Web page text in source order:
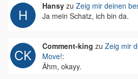
Hansy zu Zeig mir deinen
Ja mein Schatz, ich bin da.
Comment-king zu Zeig mir
Move!:
Ähm, okayy.